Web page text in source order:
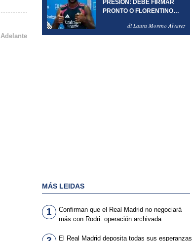
Adelante
PRESIÓN: DEBE FIRMAR
PRONTO O FLORENTINO
di Laura Moreno Álvarez
MÁS LEIDAS
1
Confirman que el Real Madrid no negociará
más con Rodri: operación archivada
El Real Madrid deposita todas sus esperanzas